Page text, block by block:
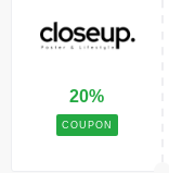
20%
COUPON